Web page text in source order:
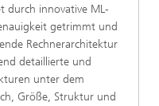
durch innovative ML-
getrimmt und
Rechnerarchitektur
detaillierte und
unter dem
Größe, Struktur und